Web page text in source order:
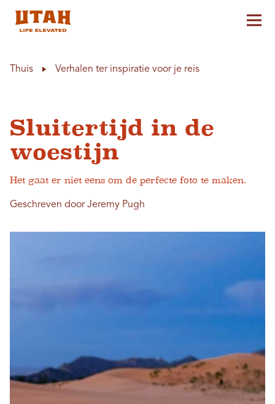
Thuis Verhalen ter inspiratie voor je reis
Sluitertijd in de
woestijn
Het gaat er niet eens om de perfecte foto te maken.
Geschreven door Jeremy Pugh